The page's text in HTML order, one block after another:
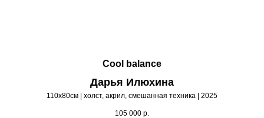
Cool balance
Дарья Илюхина
110х80см | холст, акрил, смешанная техника | 2025
105 000 р.